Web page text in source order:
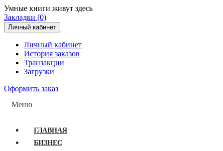
Умные книги живут здесь
Закладки (0)
Личный кабинет
Личный кабинет
История заказов
Транзакции
Загрузки
Оформить заказ
Меню
ГЛАВНАЯ
БИЗНЕС